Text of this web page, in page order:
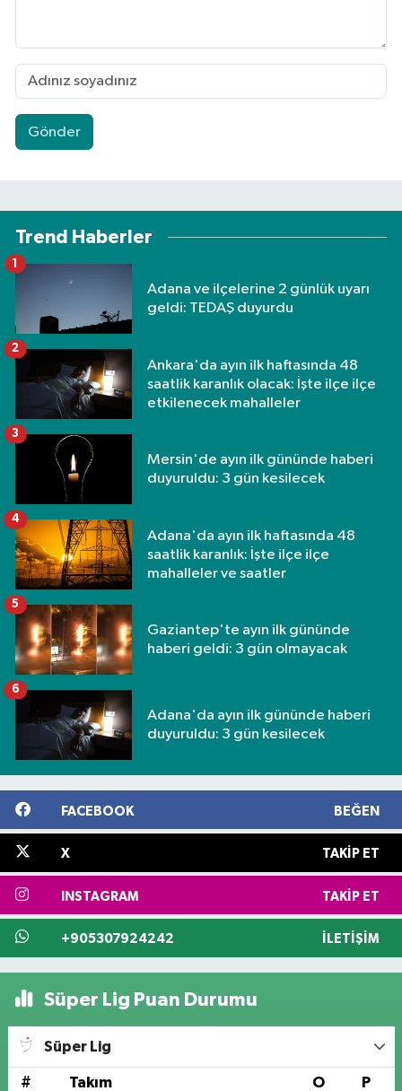
Gönder
Trend Haberler
Adana ve ilçelerine 2 günlük uyarı
geldi: TEDAŞ duyurdu
1
Ankara'da ayın ilk haftasında 48
saatlik karanlık olacak: İşte ilçe ilçe
etkilenecek mahalleler
2
Mersin'de ayın ilk gününde haberi
duyuruldu: 3 gün kesilecek
3
Adana'da ayın ilk haftasında 48
saatlik karanlık: İşte ilçe ilçe
mahalleler ve saatler
4
Gaziantep'te ayın ilk gününde
haberi geldi: 3 gün olmayacak
5
Adana'da ayın ilk gününde haberi
duyuruldu: 3 gün kesilecek
6
FACEBOOK BEĞEN
X TAKIP ET
INSTAGRAM TAKIP ET
+905307924242 İLETIŞIM
Süper Lig Puan Durumu
Süper Lig
# Takım O P